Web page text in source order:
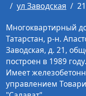
ул Заводская
21
Многоквартирный
Татарстан, р-н.
Заводская, д. 21,
построен в 1989
Имеет
управлением